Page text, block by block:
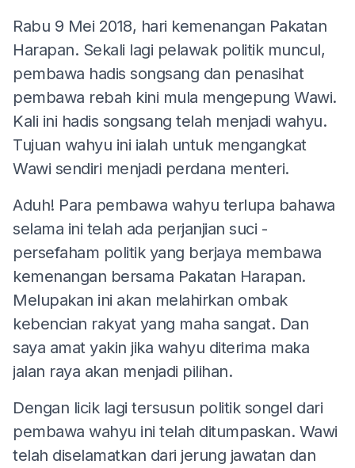
Rabu 9 Mei 2018, hari kemenangan Pakatan
Harapan. Sekali lagi pelawak politik muncul,
pembawa hadis songsang dan penasihat
pembawa rebah kini mula mengepung Wawi.
Kali ini hadis songsang telah menjadi wahyu.
Tujuan wahyu ini ialah untuk mengangkat
Wawi sendiri menjadi perdana menteri.
Aduh! Para pembawa wahyu terlupa bahawa
selama ini telah ada perjanjian suci -
persefaham politik yang berjaya membawa
kemenangan bersama Pakatan Harapan.
Melupakan ini akan melahirkan ombak
kebencian rakyat yang maha sangat. Dan
saya amat yakin jika wahyu diterima maka
jalan raya akan menjadi pilihan.
Dengan licik lagi tersusun politik songel dari
pembawa wahyu ini telah ditumpaskan. Wawi
telah diselamatkan dari jerung jawatan dan